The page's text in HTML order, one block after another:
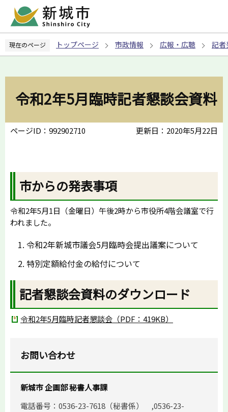
ペ
の
現在のページ トップページ 市政情報 広報・広聴 記者
令和2年5月臨時記者懇談会資料
ページID：992902710 更新日：2020年5月22日
市からの発表事項
令和2年5月1日（金曜日）午後2時から市役所4階会議室で行
われました。
令和2年新城市議会5月臨時会提出議案について
特別定額給付金の給付について
記者懇談会資料のダウンロード
令和2年5月臨時記者懇談会（PDF：419KB）
お問い合わせ
新城市 企画部 秘書人事課
電話番号：0536-23-7618（秘書係） ,0536-23-